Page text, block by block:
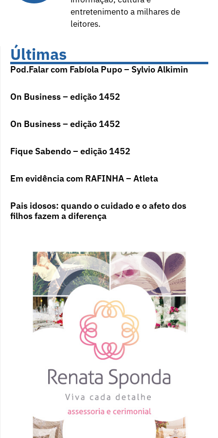
entretenimento a milhares de
leitores.
Últimas
Pod.Falar com Fabíola Pupo – Sylvio Alkimin
On Business – edição 1452
On Business – edição 1452
Fique Sabendo – edição 1452
Em evidência com RAFINHA – Atleta
Pais idosos: quando o cuidado e o afeto dos
filhos fazem a diferença